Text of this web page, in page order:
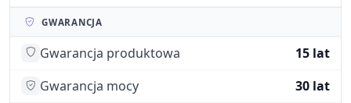
GWARANCJA
Gwarancja produktowa
15 lat
Gwarancja mocy
30 lat